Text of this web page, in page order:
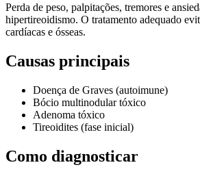
Perda de peso, palpitações, tremores e
hipertireoidismo. O tratamento adequado
cardíacas e ósseas.
Causas principais
Doença de Graves (autoimune)
Bócio multinodular tóxico
Adenoma tóxico
Tireoidites (fase inicial)
Como diagnosticar